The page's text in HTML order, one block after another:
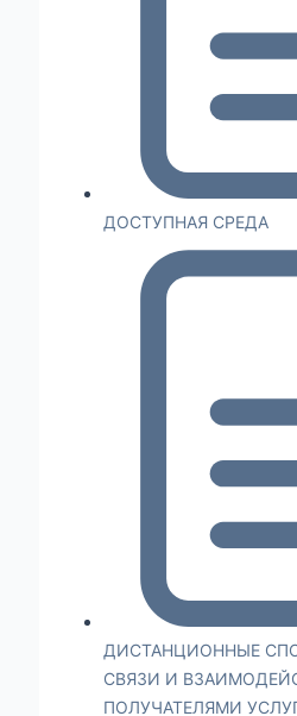
ДОСТУПНАЯ СРЕДА
ДИСТАНЦИОННЫЕ
СВЯЗИ И
ПОЛУЧАТЕЛЯМИ